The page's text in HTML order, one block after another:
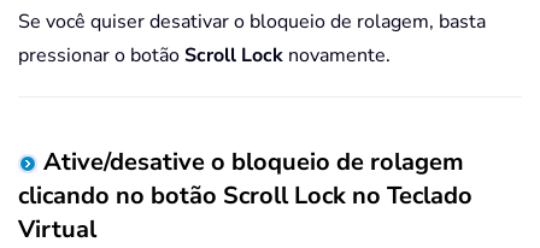
Se você quiser desativar o bloqueio de rolagem, basta
pressionar o botãoScroll Lock novamente.
Ative/desative o bloqueio de rolagem
clicando no botão Scroll Lock no Teclado
Virtual